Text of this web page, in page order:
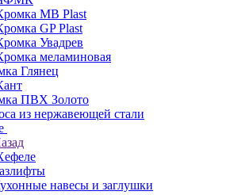
MB Plast
GP Plast
Увадрев
меламиновая
Глянец
ПВХ Золото
из нержавеющей стали
навесы и заглушки